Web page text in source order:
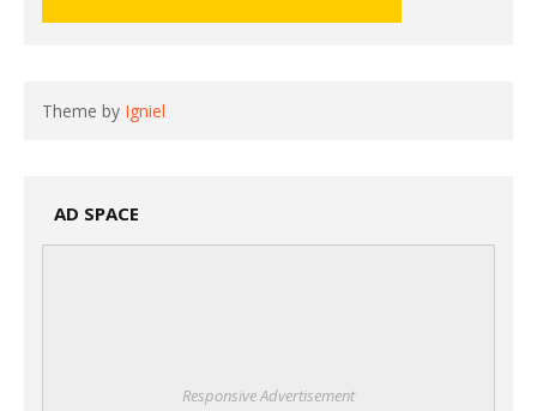
Theme by Igniel
AD SPACE
Responsive Advertisement